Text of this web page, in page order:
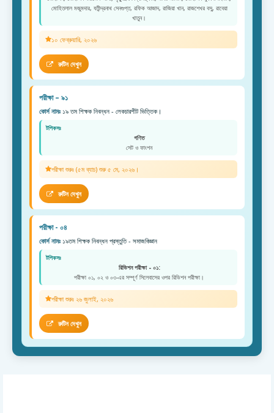
মোহিতলাল মজুমদার, যতীন্দ্রনাথ সেনগুপ্ত, রফিক আজাদ, রাজিয়া খান, রাজশেখর বসু, রাবেয়া
খাতুন।
১০ ফেব্রুয়ারি, ২০২৬
রুটিন দেখুন
পরীক্ষা – ৯১
কোর্স নামঃ ১৯ তম শিক্ষক নিবন্ধন - লেকচারশীট ভিত্তিক।
টপিকসঃ
গণিত
সেট ও ফাংশন
পরীক্ষা শুরুঃ (৫ম ব্যাচ) শুরু ৫ মে, ২০২৬।
রুটিন দেখুন
পরীক্ষা - ০৪
কোর্স নামঃ ১৯তম শিক্ষক নিবন্ধন প্রস্তুতি - সমাজবিজ্ঞান
টপিকসঃ
রিভিশন পরীক্ষা - ০১:
পরীক্ষা ০১, ০২ ও ০৩-এর সম্পূর্ণ সিলেবাসের ওপর রিভিশন পরীক্ষা।
পরীক্ষা শুরুঃ ২৬ জুলাই, ২০২৬
রুটিন দেখুন